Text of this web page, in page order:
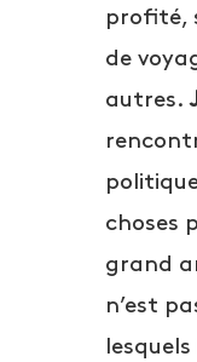
profité,
de
autres.
choses
grand
n’est